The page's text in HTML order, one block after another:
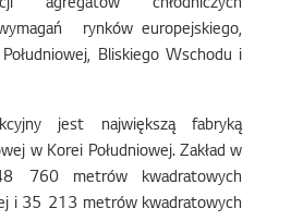
agregatów chłodniczych
rynków europejskiego,
Bliskiego Wschodu i
jest największą fabryką
w Korei Południowej. Zakład w
760 metrów kwadratowych
i 35 213 metrów kwadratowych